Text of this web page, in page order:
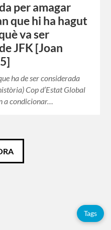
per amagar
que hi ha hagut
va ser
JFK [Joan
ha de ser considerada
Cop d’Estat Global
a condicionar…
Tags